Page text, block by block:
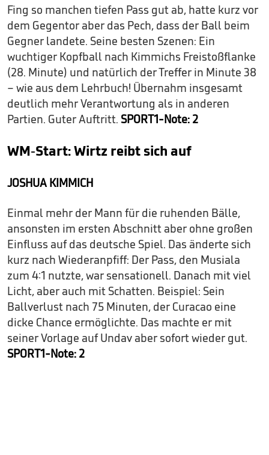
Fing so manchen tiefen Pass gut ab, hatte kurz vor
dem Gegentor aber das Pech, dass der Ball beim
Gegner landete. Seine besten Szenen: Ein
wuchtiger Kopfball nach Kimmichs Freistoßflanke
(28. Minute) und natürlich der Treffer in Minute 38
– wie aus dem Lehrbuch! Übernahm insgesamt
deutlich mehr Verantwortung als in anderen
Partien. Guter Auftritt. SPORT1-Note: 2
WM-Start: Wirtz reibt sich auf
JOSHUA KIMMICH
Einmal mehr der Mann für die ruhenden Bälle,
ansonsten im ersten Abschnitt aber ohne großen
Einfluss auf das deutsche Spiel. Das änderte sich
kurz nach Wiederanpfiff: Der Pass, den Musiala
zum 4:1 nutzte, war sensationell. Danach mit viel
Licht, aber auch mit Schatten. Beispiel: Sein
Ballverlust nach 75 Minuten, der Curacao eine
dicke Chance ermöglichte. Das machte er mit
seiner Vorlage auf Undav aber sofort wieder gut.
SPORT1-Note: 2